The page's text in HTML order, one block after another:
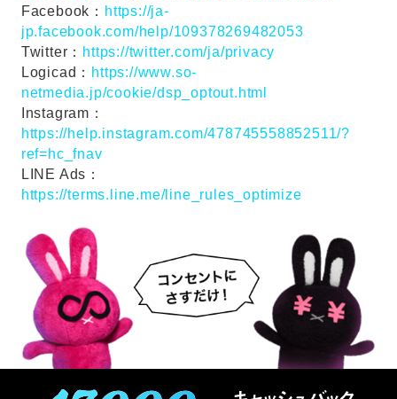
Facebook： https://ja-
jp.facebook.com/help/109378269482053
Twitter： https://twitter.com/ja/privacy
Logicad： https://www.so-
netmedia.jp/cookie/dsp_optout.html
Instagram：
https://help.instagram.com/478745558852511/?
ref=hc_fnav
LINE Ads：
https://terms.line.me/line_rules_optimize